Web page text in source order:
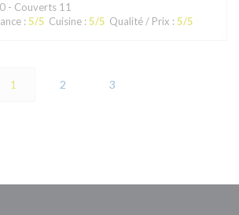
- Couverts 11
: 5/5 Cuisine : 5/5 Qualité / Prix : 5/5
1 2 3